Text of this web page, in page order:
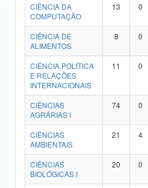
Banco Central do Brasil
CIÊNCIA DA
COMPUTAÇÃO
13 0
CIÊNCIA DE
ALIMENTOS
8 0
CIÊNCIA POLÍTICA
E RELAÇÕES
INTERNACIONAIS
11 0
CIÊNCIAS
AGRÁRIAS I
74 0
CIÊNCIAS
AMBIENTAIS
21 4
CIÊNCIAS
BIOLÓGICAS I
20 0